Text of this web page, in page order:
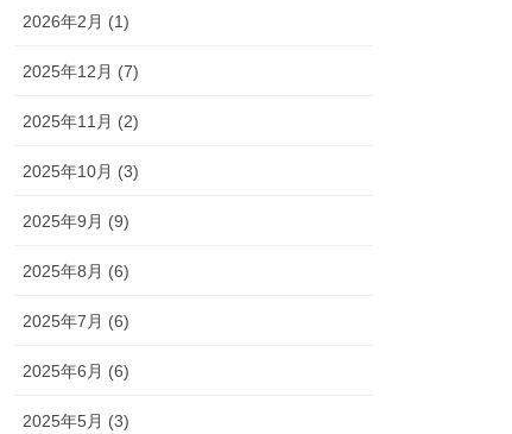
2026年2月 (1)
2025年12月 (7)
2025年11月 (2)
2025年10月 (3)
2025年9月 (9)
2025年8月 (6)
2025年7月 (6)
2025年6月 (6)
2025年5月 (3)